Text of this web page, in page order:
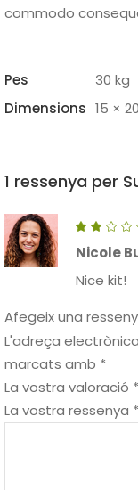
commodo
Pes
30 kg
Dimensions 15 ×
1 ressenya per
2
de
Nicole
Nice kit!
Afegeix una
L'adreça
marcats amb *
La vostra valoració *
La vostra ressenya *